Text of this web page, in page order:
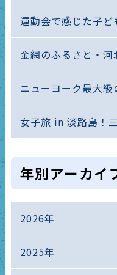
運動会で感じた子ど
金網のふるさと・
ニューヨーク最大
女子旅 in 淡路島！
年別アーカイ
2026年
2025年